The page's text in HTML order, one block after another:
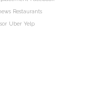
Restaurants
Uber Yelp